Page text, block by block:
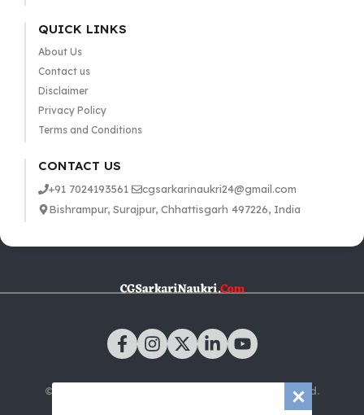
QUICK LINKS
About Us
Contact us
Disclaimer
Privacy Policy
Terms and Conditions
CONTACT US
+91 7024193561
cgsarkarinaukri24@gmail.com
Bishrampur, Surajpur, Chhattisgarh 497226, India
© 2025 CGSarkariNaukri.com | All rights reserved.